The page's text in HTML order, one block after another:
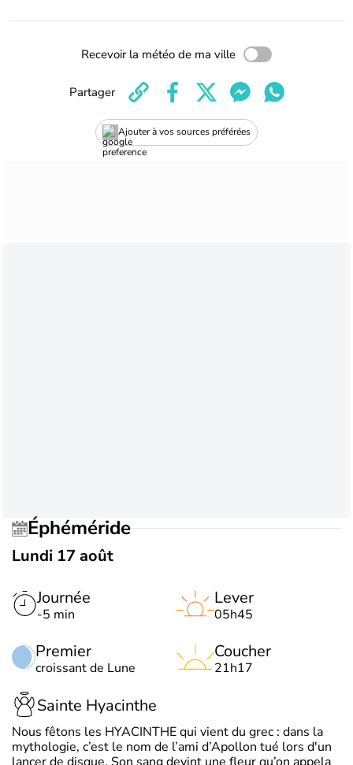
Recevoir la météo de ma ville
Ajouter à vos sources préférées
Partager
Éphéméride
Lundi 17 août
Journée
-5 min
Premier
croissant de Lune
Lever
05h45
Coucher
21h17
Sainte Hyacinthe
Nous fêtons les HYACINTHE qui vient du grec : dans la
mythologie, c’est le nom de l’ami d’Apollon tué lors d'un